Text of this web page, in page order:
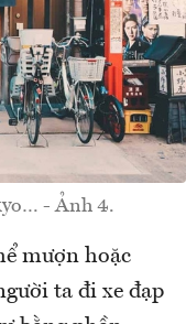
- Ảnh 4.
mượn hoặc
ta đi xe đạp